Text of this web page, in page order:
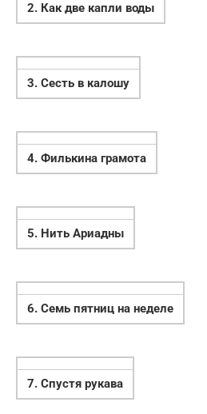
2. Как две капли воды
3. Сесть в калошу
4. Филькина грамота
5. Нить Ариадны
6. Семь пятниц на неделе
7. Спустя рукава